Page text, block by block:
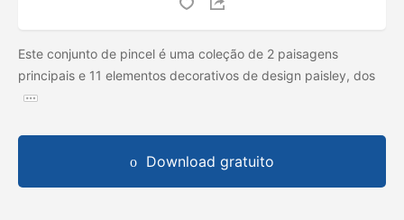
Este conjunto de pincel é uma coleção de 2 paisagens
principais e 11 elementos decorativos de design paisley, dos
Download gratuito